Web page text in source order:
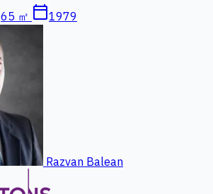
65 ㎡ calendar_today1979
Razvan Balean